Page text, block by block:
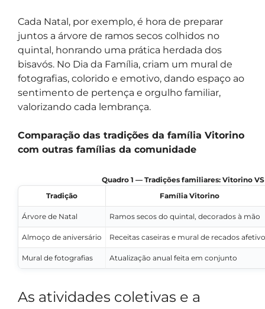
Cada Natal, por exemplo, é hora de preparar
juntos a árvore de ramos secos colhidos no
quintal, honrando uma prática herdada dos
bisavós. No Dia da Família, criam um mural de
fotografias, colorido e emotivo, dando espaço ao
sentimento de pertença e orgulho familiar,
valorizando cada lembrança.
Comparação das tradições da família Vitorino
com outras famílias da comunidade
Quadro 1 — Tradições familiares: Vitorino
Tradição
Família Vitorino
Árvore de Natal Ramos secos do quintal, decorados à mão
Almoço de aniversário Receitas caseiras e mural de recados
Mural de fotografias Atualização anual feita em conjunto
As atividades coletivas e a